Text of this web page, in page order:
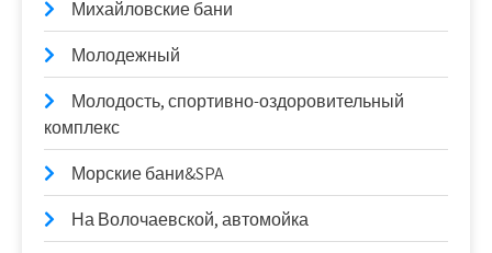
Михайловские бани
Молодежный
Молодость, спортивно-оздоровительный
комплекс
Морские бани&SPA
На Волочаевской, автомойка